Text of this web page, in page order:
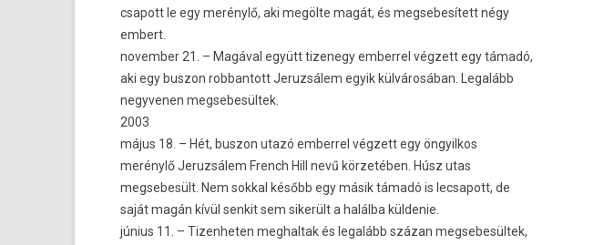
csapott le egy merénylő, aki megölte magát, és meg­sebesített négy
em­bert.
novemb­er 21. – Magával együtt tizenegy em­ber­rel végzett egy támadó,
aki egy bus­zon rob­bantott Jeruz­sálem egyik külvárosában. Legalább
negyven­en meg­sebesül­tek.
2003
május 18. – Hét, bus­zon utazó em­ber­rel végzett egy öngyil­kos
merénylő Jeruz­sálem French Hill nevű körzetében. Húsz utas
meg­sebesült. Nem sokk­al később egy másik támadó is lec­sapott, de
saját magán kívül sen­kit sem sikerült a halálba kül­denie.
június 11. – Tizen­het­en meg­haltak és legalább százan meg­sebesül­tek,